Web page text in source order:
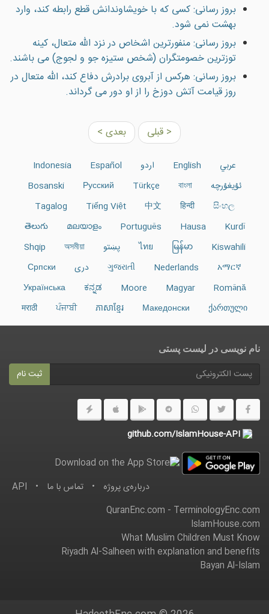
بروز رسانی: کسی که با خويشاوندانش قطع رابطه کند، وارد
بهشت نمی شود.
بروز رسانی: منفورترین اشخاص در نزد الله متعال، كينه
توزترين خصومتگران (شخص ستيزه جو و لجوج) مى باشند.
بروز رسانی: هرکس از آبروی برادرش دفاع کند، الله متعال در
روز قيامت آتش دوزخ را از او دور می گرداند.
< قبلی بعدی >
عربي English اردو Español
Indonesia
ئۇيغۇرچە
বাংলা
Türkçe
Русский
Bosanski
සිංහල
हिन्दी
中文
Tiếng Việt
Tagalog
Kurdî
Hausa
Português
മലയാളം
తెలుగు
Kiswahili
မြန်မာ
ไทย پښتو অসমীয়া
Shqip
አማርኛ
Nederlands
ગુજરાતી دری
Српски
Română
Magyar
Moore
ಕನ್ನಡ
Українська
ქართული
Македонски
ភាសាខ្មែរ
ਪੰਜਾਬੀ
मराठी
نام نویسی در ليست پستى
ثبت نام
github.com/IslamHouse-API
درباره‌ى پروژه • تماس با ما •
API
QuranEnc.com - TerminologyEnc.com
IslamHouse.com
What Muslim Children Must Know
Riyadh Al-Salheen with explanation and benefits
Bayan Al-Islam